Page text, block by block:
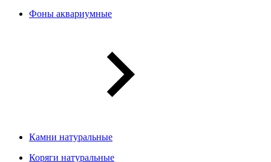
Фоны аквариумные
Камни натуральные
Коряги натуральные